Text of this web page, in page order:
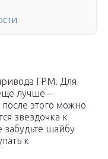
ГРМ. Для
лучше –
этого можно
звездочка к
забудьте шайбу
к